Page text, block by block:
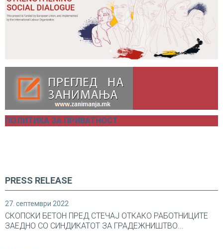
ПОЛИТИКА ЗА ПРИВАТНОСТ
PRESS RELEASE
27. септември 2022
СКОПСКИ БЕТОН ПРЕД СТЕЧАЈ ОТКАКО РАБОТНИЦИТЕ
ЗАЕДНО СО СИНДИКАТОТ ЗА ГРАДЕЖНИШТВО...